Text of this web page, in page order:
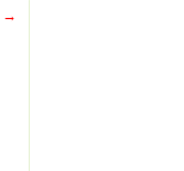
→